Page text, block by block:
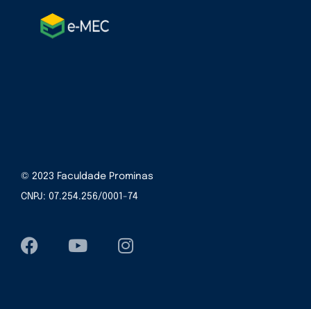
© 2023 Faculdade Prominas
CNPJ: 07.254.256/0001-74